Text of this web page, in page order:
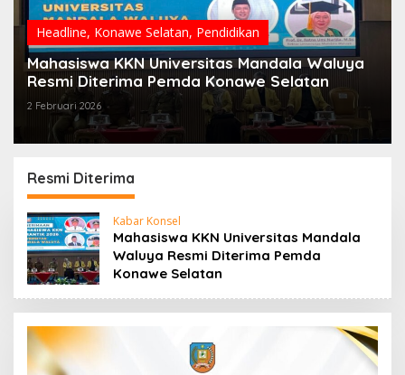
Headline, Konawe Selatan, Pendidikan
Mahasiswa KKN Universitas Mandala Waluya
Resmi Diterima Pemda Konawe Selatan
2 Februari 2026
Resmi Diterima
Kabar Konsel
Mahasiswa KKN Universitas Mandala
Waluya Resmi Diterima Pemda
Konawe Selatan